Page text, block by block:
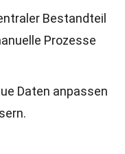
Bestandteil
Prozesse
Daten anpassen